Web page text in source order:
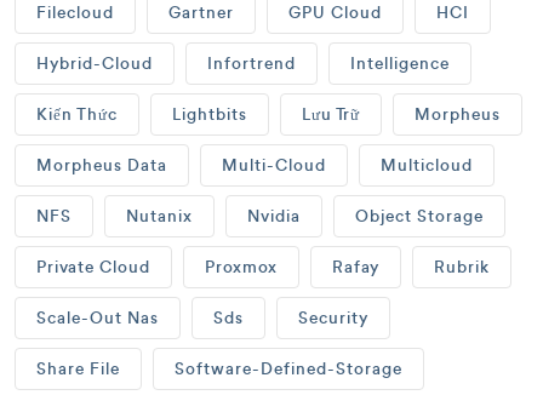
Filecloud Gartner GPU Cloud HCI
Hybrid-Cloud Infortrend Intelligence
Kiến Thức Lightbits Lưu Trữ Morpheus
Morpheus Data Multi-Cloud Multicloud
NFS Nutanix Nvidia Object Storage
Private Cloud Proxmox Rafay Rubrik
Scale-Out Nas Sds Security
Share File Software-Defined-Storage